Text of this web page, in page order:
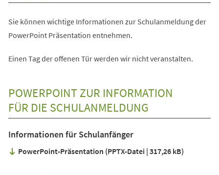
Sie können wichtige Informationen zur Schulanmeldung der
PowerPoint Präsentation entnehmen.
Einen Tag der offenen Tür werden wir nicht veranstalten.
POWERPOINT ZUR INFORMATION
FÜR DIE SCHULANMELDUNG
Informationen für Schulanfänger
PowerPoint-Präsentation PPTX-Datei 317,26 kB